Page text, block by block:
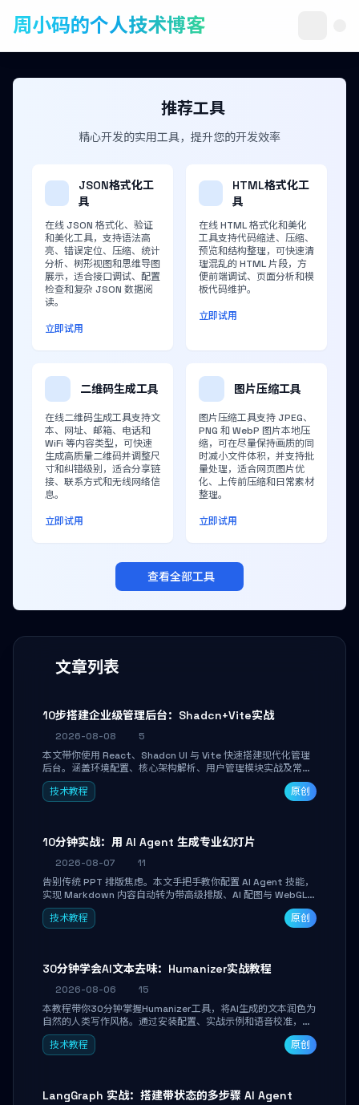
周小码的个人技术博客
文章列表
10步搭建企业级管理后台：Shadcn+Vite实战
2026-08-08
5
本文带你使用 React、Shadcn UI 与 Vite 快速搭建现代化管理
后台。涵盖环境配置、核心架构解析、用户管理模块实战及常见
踩坑指南。学完即可独立完成仪表盘搭建、组件拼装与主题定
制，满足企业级开发需求。
技术教程 原创
10分钟实战：用 AI Agent 生成专业幻灯片
2026-08-07
11
告别传统 PPT 排版焦虑。本文手把手教你配置 AI Agent 技能，
实现 Markdown 内容自动转为带高级排版、AI 配图与 WebGL
运行时的 HTML 幻灯片。只需专注内容，10 分钟即可产出可投
屏的专业级演示文稿。
技术教程 原创
30分钟学会AI文本去味：Humanizer实战教程
2026-08-06
15
本教程带你30分钟掌握Humanizer工具，将AI生成的文本润色为
自然的人类写作风格。通过安装配置、实战示例和语音校准，让
你的内容告别AI痕迹，匹配个人写作习惯，适合内容创作者和技
术博主。
技术教程 原创
LangGraph 实战：搭建带状态的多步骤 AI Agent
推荐工具
精心开发的实用工具，提升您的开发效率
JSON格式化工
具
在线 JSON 格式化、验证
和美化工具，支持语法高
亮、错误定位、压缩、统计
分析、树形视图和思维导图
展示，适合接口调试、配置
检查和复杂 JSON 数据阅
读。
立即试用
HTML格式化工
具
在线 HTML 格式化和美化
工具支持代码缩进、压缩、
预览和结构整理，可快速清
理混乱的 HTML 片段，方
便前端调试、页面分析和模
板代码维护。
立即试用
二维码生成工具
在线二维码生成工具支持文
本、网址、邮箱、电话和
WiFi 等内容类型，可快速
生成高质量二维码并调整尺
寸和纠错级别，适合分享链
接、联系方式和无线网络信
息。
立即试用
图片压缩工具
图片压缩工具支持 JPEG、
PNG 和 WebP 图片本地压
缩，可在尽量保持画质的同
时减小文件体积，并支持批
量处理，适合网页图片优
化、上传前压缩和日常素材
整理。
立即试用
查看全部工具